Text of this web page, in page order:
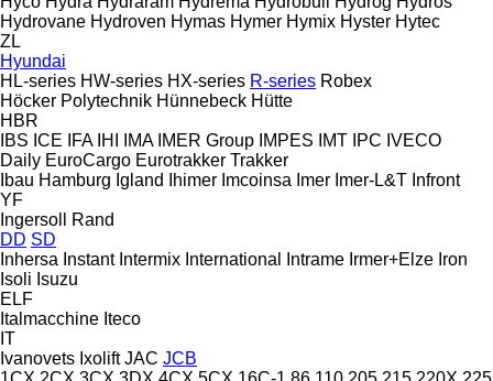
Hydrovane Hydroven Hymas Hymer Hymix Hyster Hytec
ZL
Hyundai
HL-series HW-series HX-series R-series Robex
Höcker Polytechnik Hünnebeck Hütte
HBR
IBS ICE IFA IHI IMA IMER Group IMPES IMT IPC IVECO
Daily EuroCargo Eurotrakker Trakker
Ibau Hamburg Igland Ihimer Imcoinsa Imer Imer-L&T Infront
YF
Ingersoll Rand
DD SD
Inhersa Instant Intermix International Intrame Irmer+Elze Iron
Isoli Isuzu
ELF
Italmacchine Iteco
IT
Ivanovets Ixolift JAC JCB